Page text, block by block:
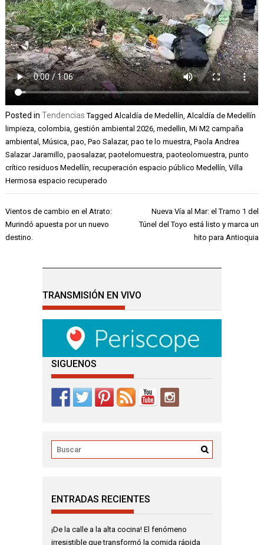
Posted inTendencias Tagged Alcaldía de Medellín Alcaldía de Medellín
limpieza ,colombia ,gestión ambiental 2026 ,medellin ,Mi M2 campaña
ambiental
,Música ,pao ,Pao Salazar,pao te lo muestra ,Paola Andrea
Salazar Jaramillo ,paosalazar,paotelomuestra ,paoteolomuestra ,punto
crítico residuos Medellín ,recuperación espacio público Medellín ,Villa
Hermosa espacio recuperado
Navegación
de
entradas
Vientos de cambio en el Atrato:
Murindó apuesta por un nuevo
destino.
Nueva Vía al Mar: el Tramo 1 del
Túnel del Toyo está listo y marca un
hito para Antioquia
TRANSMISIÓN EN VIVO
SIGUENOS
ENTRADAS RECIENTES
¡De la calle a la alta cocina! El fenómeno
irresistible que transformó la comida rápida